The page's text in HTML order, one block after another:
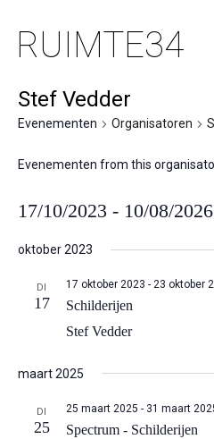
RUIMTE34
Stef Vedder
Evenementen Organisatoren
Evenementen from this
17/10/2023 - 10/08/2026
een
datum.
oktober 2023
DI
17
17 oktober 2023 - 23 oktober
Schilderijen
Stef Vedder
maart 2025
DI
25
25 maart 2025 - 31 maart
Spectrum - Schilderijen